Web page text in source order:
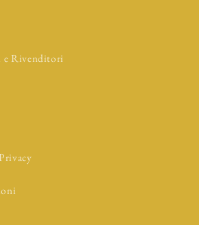
e Rivenditori